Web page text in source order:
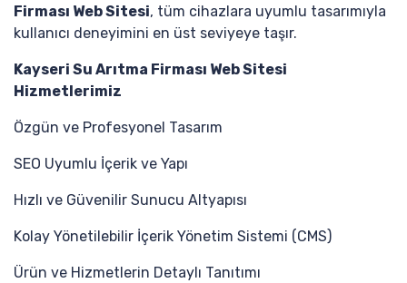
Firması Web Sitesi, tüm cihazlara uyumlu tasarımıyla
kullanıcı deneyimini en üst seviyeye taşır.
Kayseri Su Arıtma Firması Web Sitesi
Hizmetlerimiz
Özgün ve Profesyonel Tasarım
SEO Uyumlu İçerik ve Yapı
Hızlı ve Güvenilir Sunucu Altyapısı
Kolay Yönetilebilir İçerik Yönetim Sistemi (CMS)
Ürün ve Hizmetlerin Detaylı Tanıtımı